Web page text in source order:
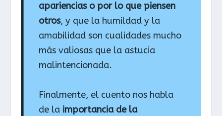
apariencias o por lo que piensen
otros, y que la humildad y la
amabilidad son cualidades mucho
más valiosas que la astucia
malintencionada.
Finalmente, el cuento nos habla
de la importancia de la